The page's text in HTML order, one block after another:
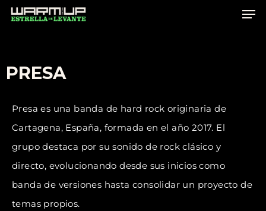
Skip
content
PRESA
Presa es una banda de hard rock originaria de
Cartagena, España, formada en el año 2017. El
grupo destaca por su sonido de rock clásico y
directo, evolucionando desde sus inicios como
banda de versiones hasta consolidar un proyecto de
temas propios.